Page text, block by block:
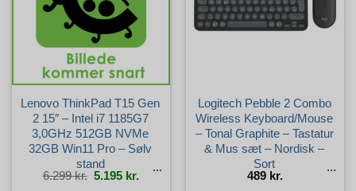
Lenovo ThinkPad T15 Gen
2 15″ – Intel i7 1185G7
3,0GHz 512GB NVMe
32GB Win11 Pro – Sølv
stand
6.299kr. Den
oprindelige
pris
5.195 kr. Den
aktuelle
pris
Logitech Pebble 2 Combo
Wireless Keyboard/Mouse
– Tonal Graphite – Tastatur
& Mus sæt – Nordisk –
Sort
489 kr.